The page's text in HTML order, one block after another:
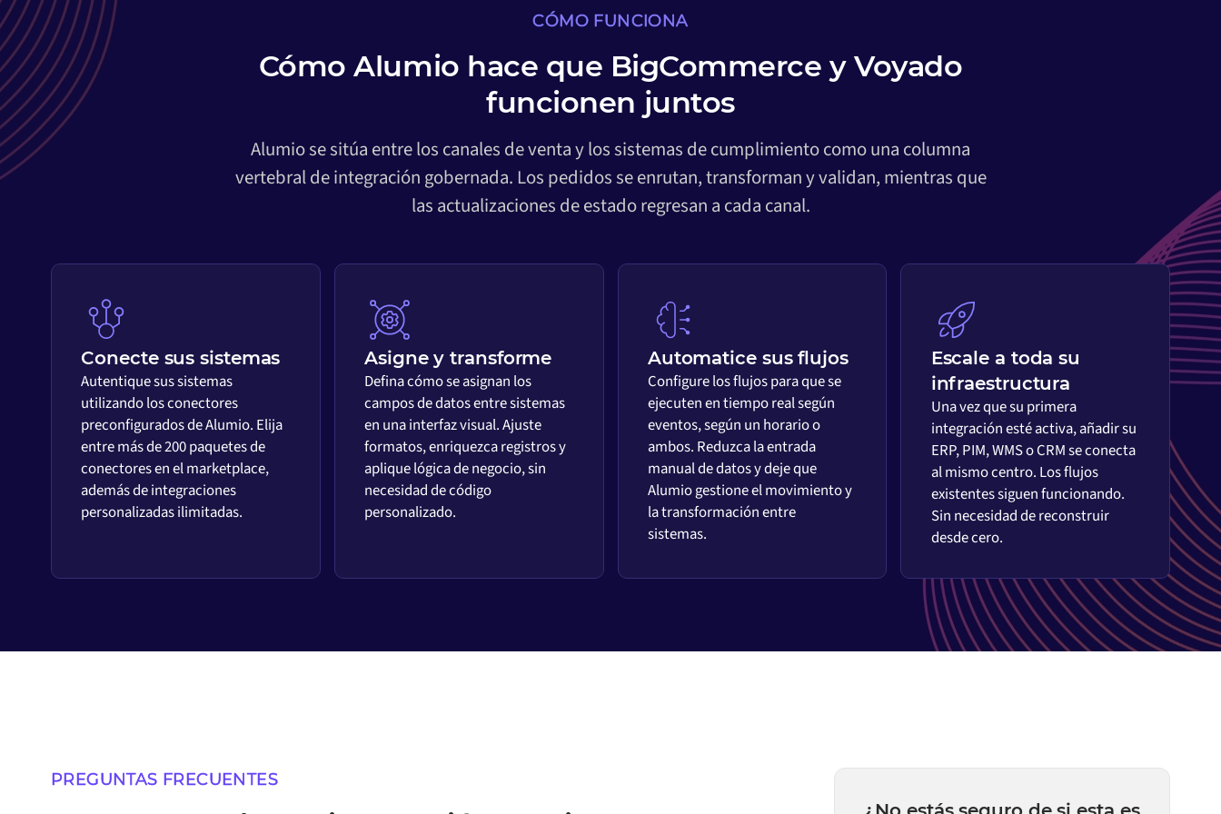
CÓMO FUNCIONA
Cómo Alumio hace que BigCommerce y Voyado
funcionen juntos
Alumio se sitúa entre los canales de venta y los sistemas de cumplimiento como una columna
vertebral de integración gobernada. Los pedidos se enrutan, transforman y validan, mientras que
las actualizaciones de estado regresan a cada canal.
Conecte sus sistemas
Autentique sus sistemas
utilizando los conectores
preconfigurados de Alumio. Elija
entre más de 200 paquetes de
conectores en el marketplace,
además de integraciones
personalizadas ilimitadas.
Asigne y transforme
Defina cómo se asignan los
campos de datos entre sistemas
en una interfaz visual. Ajuste
formatos, enriquezca registros y
aplique lógica de negocio, sin
necesidad de código
personalizado.
Automatice sus flujos
Configure los flujos para que se
ejecuten en tiempo real según
eventos, según un horario o
ambos. Reduzca la entrada
manual de datos y deje que
Alumio gestione el movimiento y
la transformación entre
sistemas.
Escale a toda su
infraestructura
Una vez que su primera
integración esté activa, añadir su
ERP, PIM, WMS o CRM se conecta
al mismo centro. Los flujos
existentes siguen funcionando.
Sin necesidad de reconstruir
desde cero.
PREGUNTAS FRECUENTES